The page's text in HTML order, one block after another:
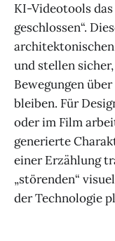
KI-Videotools
geschlossen“.
und stellen
Bewegungen
bleiben. Für
oder im Film
generierte
einer Erzählung
„störenden“
der Technologie